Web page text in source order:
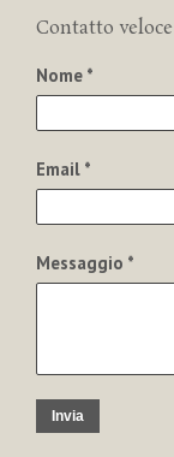
Contatto veloce
Nome *
Email *
Messaggio *
Invia